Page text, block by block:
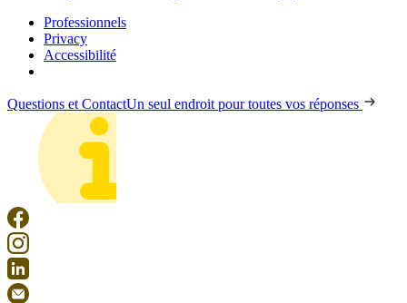
Professionnels
Privacy
Accessibilité
Questions et ContactUn seul endroit pour toutes vos réponses